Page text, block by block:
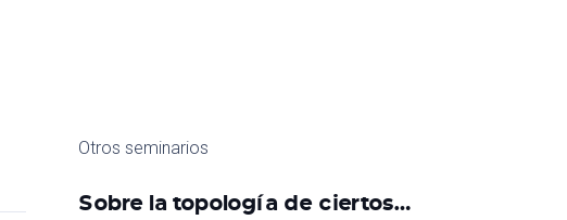
Otros seminarios
Sobre la topología de ciertos…